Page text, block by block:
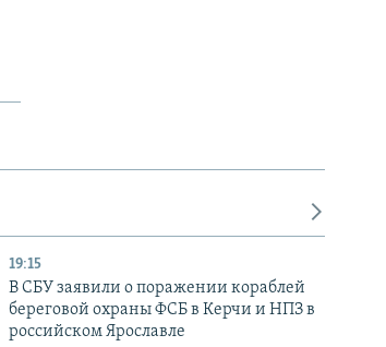
19:15
В СБУ заявили о поражении кораблей
береговой охраны ФСБ в Керчи и НПЗ в
российском Ярославле